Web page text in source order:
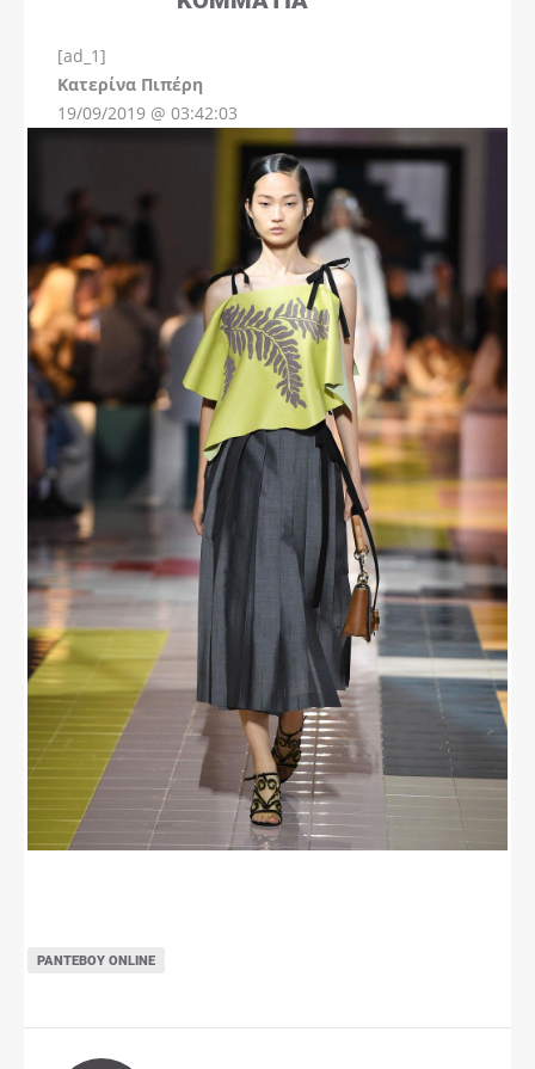
[ad_1]
Kατερίνα Πιπέρη
19/09/2019 @ 03:42:03
ΡΑΝΤΕΒΟΎ ONLINE